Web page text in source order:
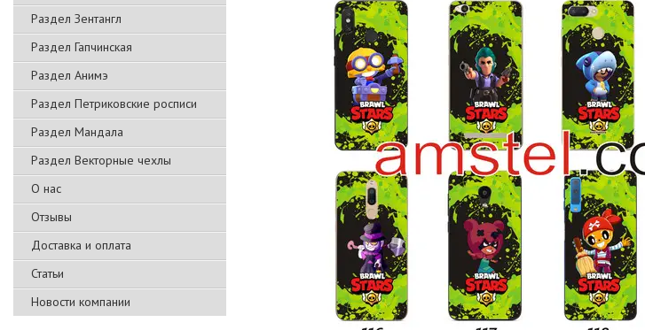
Раздел Зентангл
Раздел Гапчинская
Раздел Анимэ
Раздел Петриковские росписи
Раздел Мандала
Раздел Векторные чехлы
О нас
Отзывы
Доставка и оплата
Статьи
Новости компании